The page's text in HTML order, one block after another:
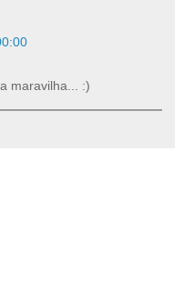
maravilha... :)